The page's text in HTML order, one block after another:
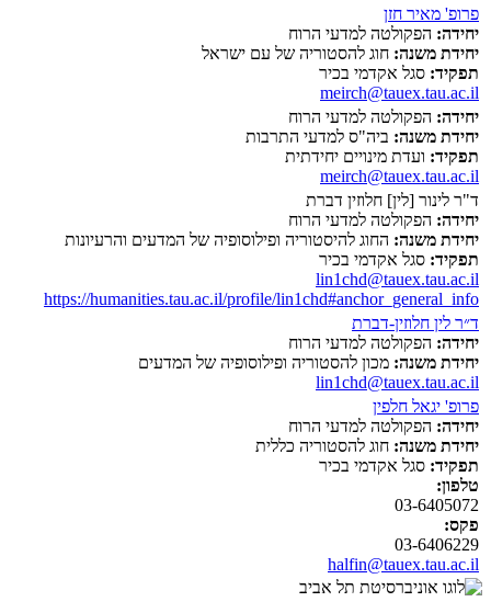
פרופ' מאיר חזן
יחידה: הפקולטה למדעי הרוח
יחידת משנה: חוג להסטוריה של עם ישראל
תפקיד: סגל אקדמי בכיר
meirch@tauex.tau.ac.il
יחידה: הפקולטה למדעי הרוח
יחידת משנה: ביה"ס למדעי התרבות
תפקיד: ועדת מינויים יחידתית
meirch@tauex.tau.ac.il
ד"ר לינור [לין] חלוזין דברת
יחידה: הפקולטה למדעי הרוח
יחידת משנה: החוג להיסטוריה ופילוסופיה של המדעים והרעיונות
תפקיד: סגל אקדמי בכיר
lin1chd@tauex.tau.ac.il
https://humanities.tau.ac.il/profile/lin1chd#anchor_general_info
ד״ר לין חלוזין-דברת
יחידה: הפקולטה למדעי הרוח
יחידת משנה: מכון להסטוריה ופילוסופיה של המדעים
lin1chd@tauex.tau.ac.il
פרופ' יגאל חלפין
יחידה: הפקולטה למדעי הרוח
יחידת משנה: חוג להסטוריה כללית
תפקיד: סגל אקדמי בכיר
טלפון:
03-6405072
פקס:
03-6406229
halfin@tauex.tau.ac.il